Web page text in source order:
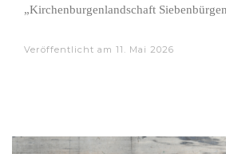
„Kirchenburgenlandschaft
Veröffentlicht am 11. Mai 2026